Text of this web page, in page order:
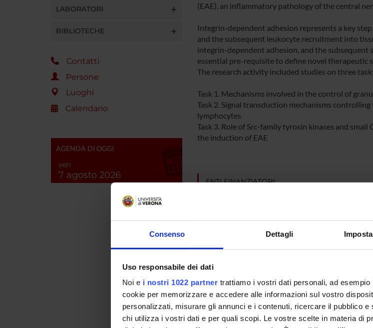
Consenso Dettagli
Uso responsabile dei dati
Noi e i nostri 1022 partner trattiamo i vostri dati personali, ad
cookie per memorizzare e accedere alle informazioni sul vostro
personalizzati, misurare gli annunci e i contenuti, ricercare il pubblico
chi utilizza i vostri dati e per quali scopi. Le vostre scelte in materia di
LABORATORI
BIBLIOTECHE
Contatti
Persone
Luoghi
Calendario
AGENDA DI OGGI
ven
7 agosto 2026
(EAE), an inflammatory pathology of the central
Integrin-dependent adhesion represents a key
and the subsequent leukocyte recruitment into
integrin-dependent adhesion, and the
essential pre-requisite to define novel therapeutic
The research activity included studies on three
Task 1. Mechanisms involved in the control of
Task 2. Signal transduction mechanisms
lymphocytes
Task 3. Role of Src-family tyrosin kinases and
the induction of EAE
ENTI FINANZIATORI:
Giorgio Berton
Gabriela Constantin Professore ordinario